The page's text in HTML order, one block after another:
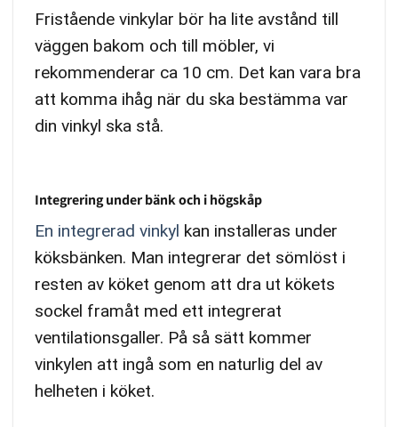
Fristående vinkylar bör ha lite avstånd till
väggen bakom och till möbler, vi
rekommenderar ca 10 cm. Det kan vara bra
att komma ihåg när du ska bestämma var
din vinkyl ska stå.
Integrering under bänk och i högskåp
En integrerad vinkyl kan installeras under
köksbänken. Man integrerar det sömlöst i
resten av köket genom att dra ut kökets
sockel framåt med ett integrerat
ventilationsgaller. På så sätt kommer
vinkylen att ingå som en naturlig del av
helheten i köket.